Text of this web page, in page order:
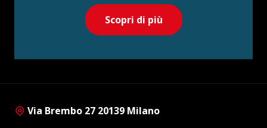
Scopri di più
Via Brembo 27 20139 Milano